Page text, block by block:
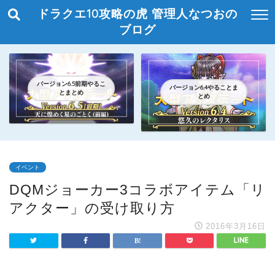
ドラクエ10攻略の虎 管理人なつおの
ブログ
バージョン6.5前期やるこ
とまとめ
バージョン6.4やることま
とめ
イベント
DQMジョーカー3コラボアイテム「リ
アクター」の受け取り方
2016年3月16日